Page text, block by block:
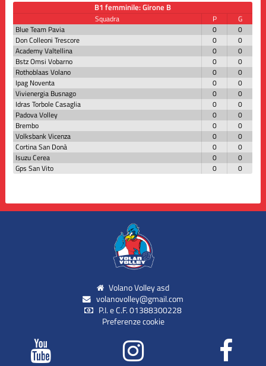
B1 femminile: Girone B
Squadra P
G
Blue Team Pavia
0
0
Don Colleoni Trescore
0
0
Academy Valtellina
0
0
Bstz Omsi Vobarno
0
0
Rothoblaas Volano
0
0
Ipag Noventa
0
0
Vivienergia Busnago
0
0
Idras Torbole Casaglia
0
0
Padova Volley
0
0
Brembo
0
0
Volksbank Vicenza
0
0
Cortina San Donà
0
0
Isuzu Cerea
0
0
Gps San Vito
0 0
Volano Volley asd
volanovolley@gmail.com
P.I. e C.F. 01388300228
Preferenze cookie